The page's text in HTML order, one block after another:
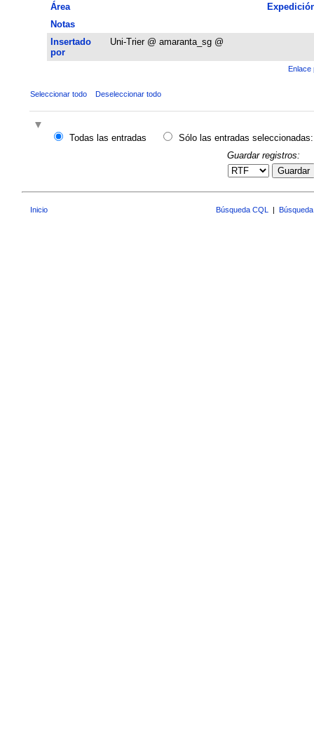
Área
Notas
Insertado
por
Uni-Trier @ amaranta_sg @
Enlace
Seleccionar todo Deseleccionar todo
Todas las entradas
Sólo las entradas seleccionadas:
Guardar registros:
Guardar
Inicio Búsqueda CQL